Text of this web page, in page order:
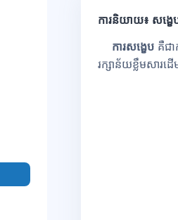
ការនិយាយ៖ សង្ខេ
ការសង្ខេប គឺជ
រក្សាន័យខ្លឹមសារដ